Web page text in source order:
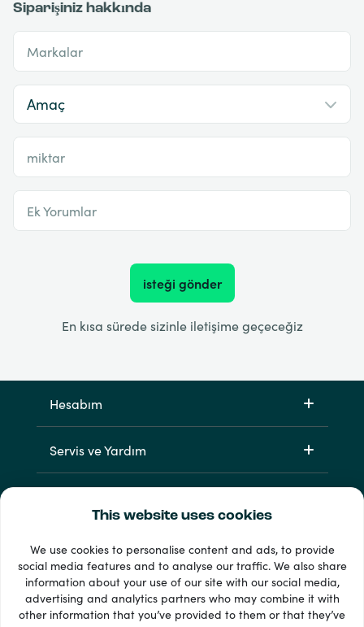
This website uses cookies
We use cookies to personalise content and ads, to provide
social media features and to analyse our traffic. We also share
information about your use of our site with our social media,
advertising and analytics partners who may combine it with
other information that you’ve provided to them or that they’ve
Siparişiniz hakkında
Markalar
miktar
Ek Yorumlar
isteği gönder
En kısa sürede sizinle iletişime geçeceğiz
Hesabım
Servis ve Yardım